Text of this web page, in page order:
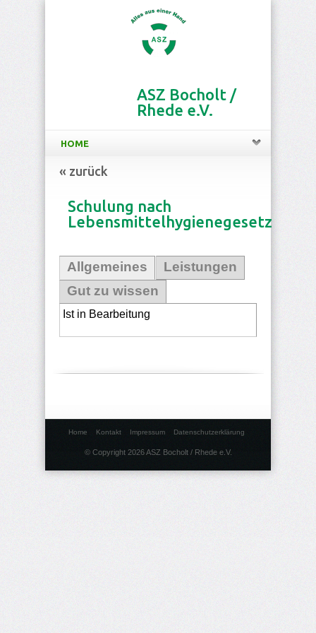
ASZ Bocholt /
Rhede e.V.
HOME
« zurück
Schulung nach
Lebensmittelhygienegesetz
Allgemeines
Leistungen
Gut zu wissen
Ist in Bearbeitung
Home Kontakt Impressum Datenschutzerklärung
© Copyright 2026 ASZ Bocholt / Rhede e.V.